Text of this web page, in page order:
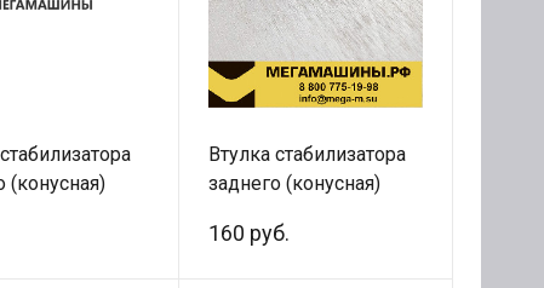
(конусная)
Втулка стабилизатора
заднего (конусная)
160 руб.